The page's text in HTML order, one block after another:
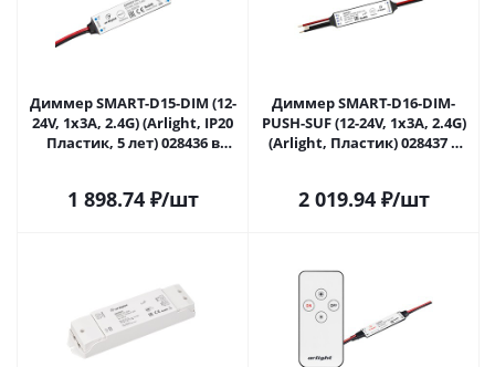
Диммер SMART-D15-DIM (12-
24V, 1x3A, 2.4G) (Arlight, IP20
Пластик, 5 лет) 028436 в
1 898.74₽/шт
Диммер SMART-D16-DIM-
PUSH-SUF (12-24V, 1x3A, 2.4G)
(Arlight, Пластик) 028437 в
2 019.94₽/шт